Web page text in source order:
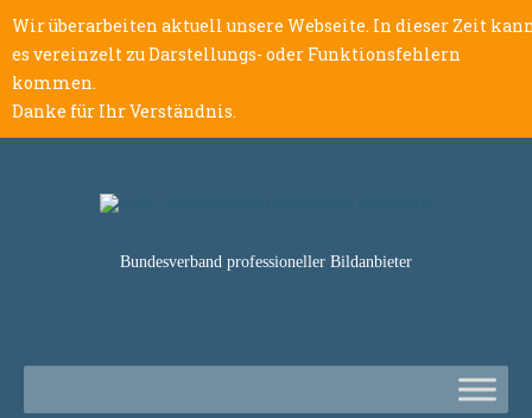
Wir überarbeiten aktuell unsere Webseite. In dieser Zeit
es vereinzelt zu Darstellungs- oder Funktionsfehlern
kommen.
Danke für Ihr Verständnis.
Bundesverband professioneller Bildanbieter